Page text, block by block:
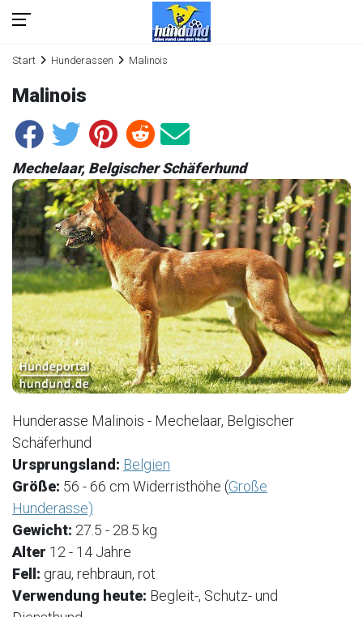
Start Hunderassen Malinois
Malinois
Mechelaar, Belgischer Schäferhund
Hunderasse Malinois - Mechelaar, Belgischer
Schäferhund
Ursprungsland: Belgien
Größe: 56 - 66 cm Widerristhöhe (Große
Hunderasse)
Gewicht: 27.5 - 28.5 kg
Alter 12 - 14 Jahre
Fell: grau, rehbraun, rot
Verwendung heute: Begleit-, Schutz- und